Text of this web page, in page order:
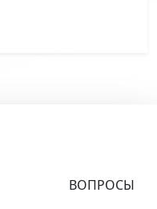
ВОПРОСЫ